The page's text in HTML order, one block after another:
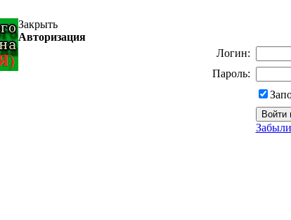
Закрыть
Авторизация
Логин:
Пароль: